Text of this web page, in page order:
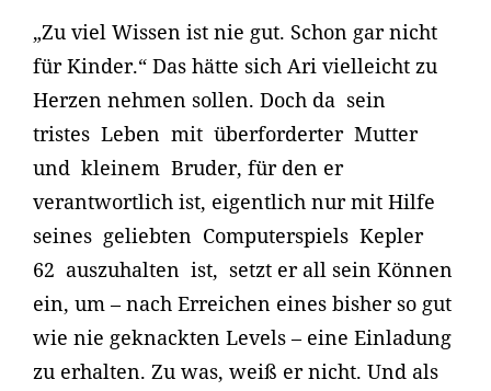
„Zu viel Wissen ist nie gut. Schon gar nicht
für Kinder.“ Das hätte sich Ari vielleicht zu
Herzen nehmen sollen. Doch da sein
tristes Leben mit überforderter Mutter
und kleinem Bruder, für den er
verantwortlich ist, eigentlich nur mit Hilfe
seines geliebten Computerspiels Kepler
62 auszuhalten ist, setzt er all sein Können
ein, um – nach Erreichen eines bisher so gut
wie nie geknackten Levels – eine Einladung
zu erhalten. Zu was, weiß er nicht. Und als